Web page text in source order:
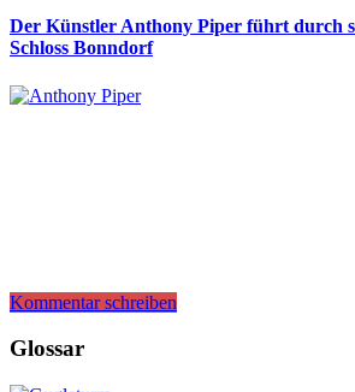
Der Künstler Anthony Piper führt durch
Schloss Bonndorf
Kommentar schreiben
Glossar